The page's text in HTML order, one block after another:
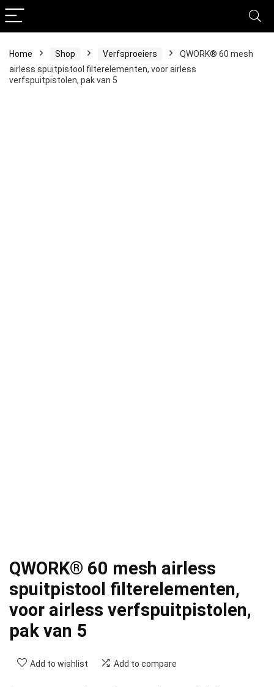
Home Shop Verfsproeiers
QWORK® 60 mesh
airless spuitpistool filterelementen, voor airless
verfspuitpistolen, pak van 5
QWORK® 60 mesh airless
spuitpistool filterelementen,
voor airless verfspuitpistolen,
pak van 5
Add to wishlist Add to compare